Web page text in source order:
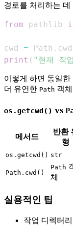
경로를 처리하는
from pathlib
cwd = Path . cwd
print ( "현재 작
이렇게 하면 동일
더 유연한 Path 객
os.getcwd() vs
메서드
반환
형
os.getcwd() str
Path.cwd()
Path
체
실용적인 팁
작업 디렉터